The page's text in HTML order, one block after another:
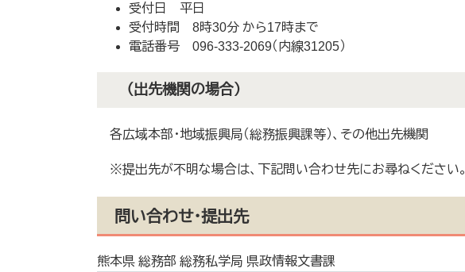
受付日 平日
受付時間 8時30分 から17時まで
電話番号 096-333-2069（内線31205）
（出先機関の場合）
各広域本部・地域振興局（総務振興課等）、その他出先機関
※提出先が不明な場合は、下記問い合わせ先にお尋ねください。
問い合わせ・提出先
熊本県 総務部 総務私学局 県政情報文書課